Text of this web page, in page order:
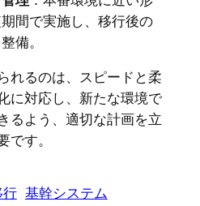
間で実施し、移行後の
備。
れるのは、スピードと柔
に対応し、新たな環境で
るよう、適切な計画を立
です。
行 基幹システム